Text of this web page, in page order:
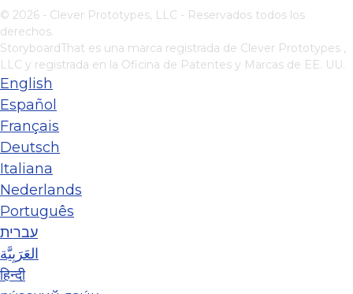
© 2026 - Clever Prototypes, LLC - Reservados todos los
derechos.
StoryboardThat es una marca registrada de Clever Prototypes ,
LLC y registrada en la Oficina de Patentes y Marcas de EE. UU.
English
Español
Français
Deutsch
Italiana
Nederlands
Português
עברית
العَرَبِيَّة
हिन्दी